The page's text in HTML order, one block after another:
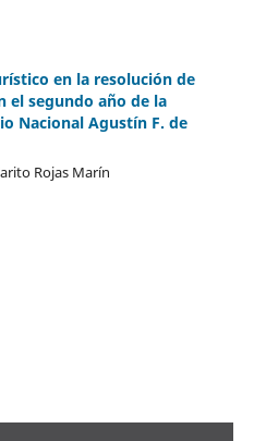
en la resolución de
el segundo año de la
Nacional Agustín F. de
Rojas Marín